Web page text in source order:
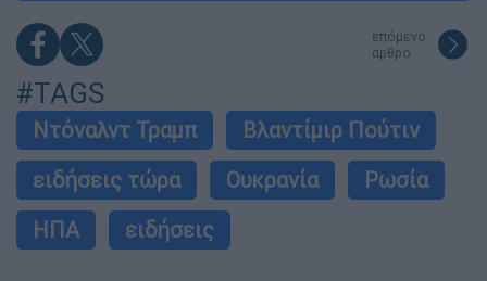
επόμενο
άρθρο
#TAGS
Ντόναλντ Τραμπ
Βλαντίμιρ Πούτιν
ειδήσεις τώρα
Ουκρανία
Ρωσία
ΗΠΑ
ειδήσεις